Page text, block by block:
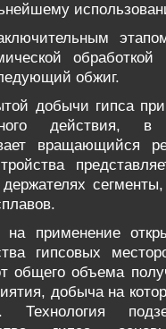
обжиг.
добычи гипса
действия,
вращающийся
на применение
гипсовых
общего объема
добыча на
Технология